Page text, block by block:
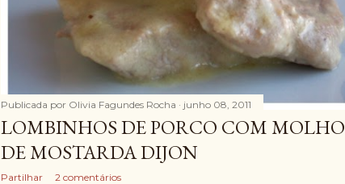
Publicada por Olivia Fagundes Rocha junho 08, 2011
LOMBINHOS DE PORCO COM MOLHO
DE MOSTARDA DIJON
Partilhar 2 comentários